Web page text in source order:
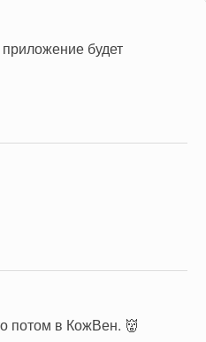
будет
потом в КожВен. 👹